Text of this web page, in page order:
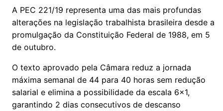
A PEC 221/19 representa uma das mais profundas
alterações na legislação trabalhista brasileira desde a
promulgação da Constituição Federal de 1988, em 5
de outubro.
O texto aprovado pela Câmara reduz a jornada
máxima semanal de 44 para 40 horas sem redução
salarial e elimina a possibilidade da escala 6×1,
garantindo 2 dias consecutivos de descanso